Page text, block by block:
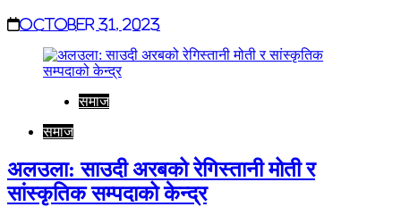
October 31, 2023
समाज
समाज
अलउला: साउदी अरबको रेगिस्तानी मोती र
सांस्कृतिक सम्पदाको केन्द्र